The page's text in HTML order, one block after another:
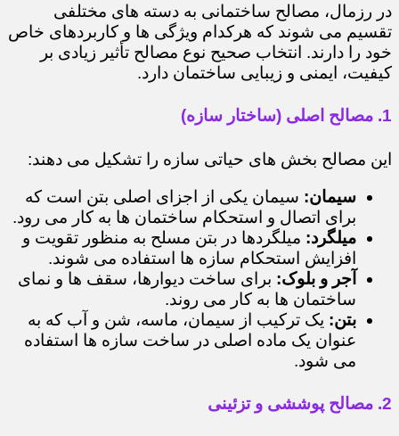
در رزمال، مصالح ساختمانی به دسته های مختلفی
تقسیم می شوند که هرکدام ویژگی ها و کاربردهای خاص
خود را دارند. انتخاب صحیح نوع مصالح تأثیر زیادی بر
کیفیت، ایمنی و زیبایی ساختمان دارد.
1. مصالح اصلی (ساختار سازه)
این مصالح بخش های حیاتی سازه را تشکیل می دهند:
سیمان: سیمان یکی از اجزای اصلی بتن است که
برای اتصال و استحکام ساختمان ها به کار می رود.
میلگرد: میلگردها در بتن مسلح به منظور تقویت و
افزایش استحکام سازه ها استفاده می شوند.
آجر و بلوک: برای ساخت دیوارها، سقف ها و نمای
ساختمان ها به کار می روند.
بتن: یک ترکیب از سیمان، ماسه، شن و آب که به
عنوان یک ماده اصلی در ساخت سازه ها استفاده
می شود.
2. مصالح پوششی و تزئینی